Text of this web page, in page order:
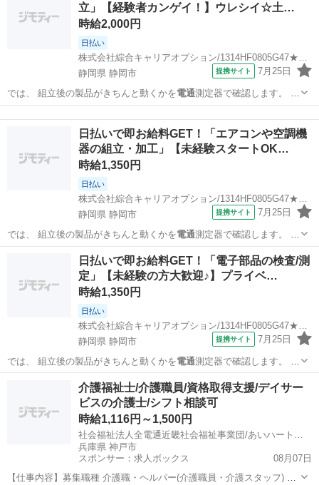
立」【経験者カンゲイ！】ウレシイ☆土…
時給2,000円
日払い
株式会社綜合キャリアオプション/1314HF0805G47★17-S
静岡県 静岡市
提携サイト 7月25日
では、 組立後の製品がきちんと動くかを電通測定器で確認します。 ま
た、 加工後の…
日払いで即お給料GET！「エアコンや空調機
器の組立・加工」【未経験スタートOK…
時給1,350円
日払い
株式会社綜合キャリアオプション/1314HF0805G47★26-S
静岡県 静岡市
提携サイト 7月25日
では、 組立後の製品がきちんと動くかを電通測定器で確認します。 ま
た、 加工後の…
静岡市 工場
日払いで即お給料GET！「電子部品の検査/測
定」【未経験の方大歓迎♪】プライベ…
時給1,350円
日払い
株式会社綜合キャリアオプション/1314HF0805G47★22-S
静岡県 静岡市
提携サイト 7月25日
では、 組立後の製品がきちんと動くかを電通測定器で確認します。 ま
た、 加工後の…
工場
介護福祉士/介護職員/資格取得支援/デイサー
ビスの介護士/シフト相談可
時給1,116円～1,500円
社会福祉法人全電通近畿社会福祉事業団/あいハート須磨 デイサービスセンター
兵庫県 神戸市
スポンサー：求人ボックス
08月07日
【仕事内容】募集職種 介護職・ヘルパー(介護職員・介護スタッフ) パ